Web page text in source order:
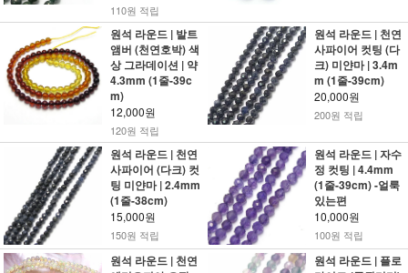
110원 적립
원석 라운드 | 발트
앰버 (천연호박) 색
상 그라데이션 | 약
4.3mm (1줄-39c
m)
12,000원
120원 적립
원석 라운드 | 천연
사파이어 컷팅 (다
크) 미얀마 | 3.4m
m (1줄-39cm)
20,000원
200원 적립
원석 라운드 | 천연
사파이어 (다크) 컷
팅 미얀마 | 2.4mm
(1줄-38cm)
15,000원
150원 적립
원석 라운드 | 자수
정 컷팅 | 4.4mm
(1줄-39cm) -얼룩
있는편
10,000원
100원 적립
원석 라운드 | 천연
원석 라운드 | 플로